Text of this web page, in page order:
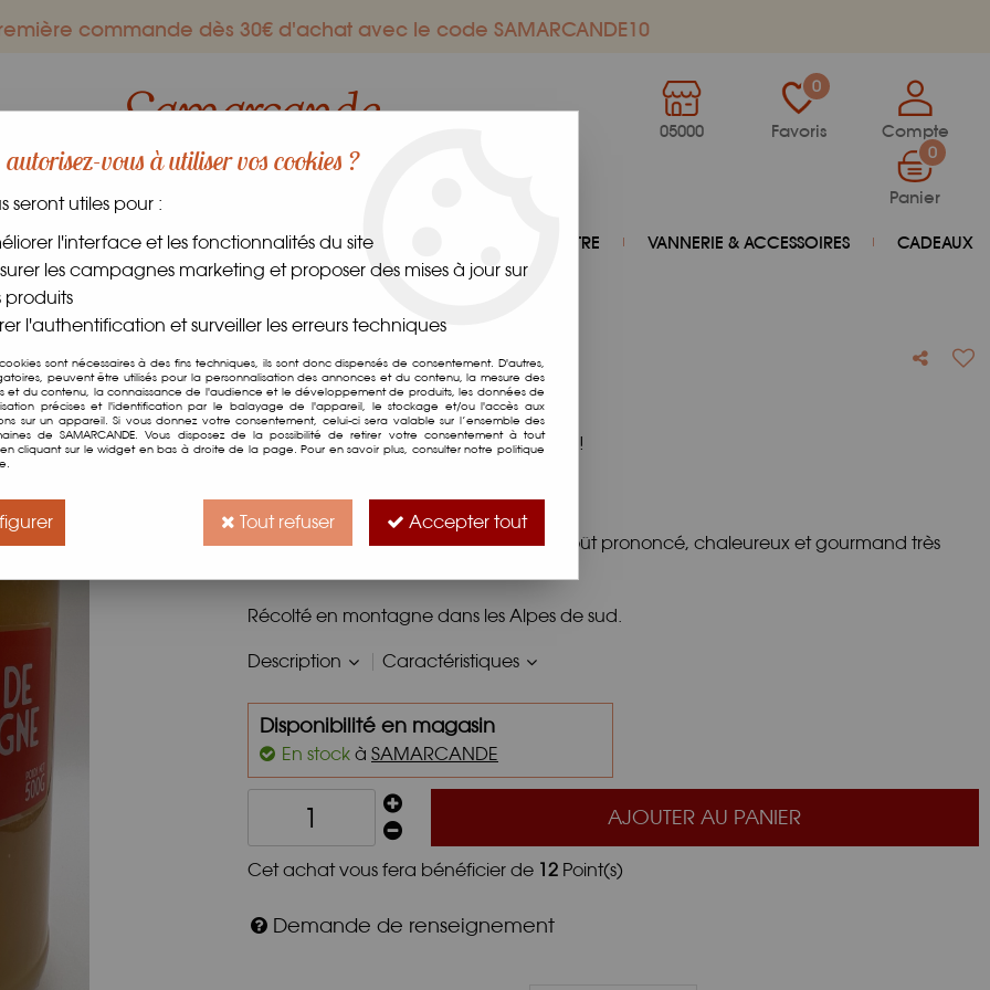
commande dès 30€ d'achat avec le code SAMARCANDE10
05000
0
Favoris Compte
0
Panier
GOURMANDS DANS LE MONDE FRAIS BIEN-ÊTRE VANNERIE & ACCESSOIRES CADEAUX
500g
Miel De Montagne 500g
Soyez le premier à donner votre avis !
12,50 € TTC
Miel d’une belle couleur ambrée au goût prononcé, chaleureux et gourmand très
Récolté en montagne dans les Alpes de sud.
Description Caractéristiques
Disponibilité en magasin
En stock à SAMARCANDE
AJOUTER AU PANIER
Cet achat vous fera bénéficier de 12 Point(s)
Demande de renseignement
vous à utiliser vos cookies ?
seront utiles pour :
l'interface et les fonctionnalités du site
les campagnes marketing et proposer des mises à jour sur
produits
l'authentification et surveiller les erreurs techniques
sont nécessaires à des fins techniques, ils sont donc dispensés de consentement. D'autres,
peuvent être utilisés pour la personnalisation des annonces et du contenu, la mesure des
et du contenu, la connaissance de l'audience et le développement de produits, les données de
précises et l'identification par le balayage de l'appareil, le stockage et/ou l'accès aux
sur un appareil. Si vous donnez votre consentement, celui-ci sera valable sur l’ensemble des
de SAMARCANDE. Vous disposez de la possibilité de retirer votre consentement à tout
cliquant sur le widget en bas à droite de la page. Pour en savoir plus, consulter notre politique
Tout refuser Accepter tout